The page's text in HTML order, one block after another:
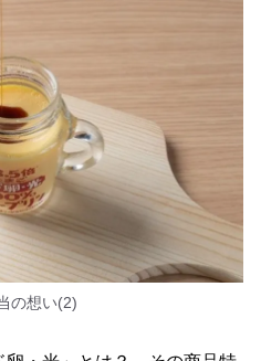
の想い(2)